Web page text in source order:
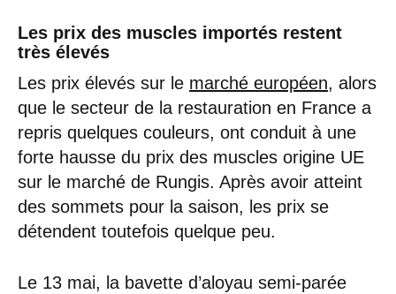
Les prix des muscles importés restent
très élevés
Les prix élevés sur le marché européen, alors
que le secteur de la restauration en France a
repris quelques couleurs, ont conduit à une
forte hausse du prix des muscles origine UE
sur le marché de Rungis. Après avoir atteint
des sommets pour la saison, les prix se
détendent toutefois quelque peu.
Le 13 mai, la bavette d’aloyau semi-parée